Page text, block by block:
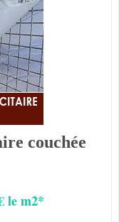
couchée
le m2*